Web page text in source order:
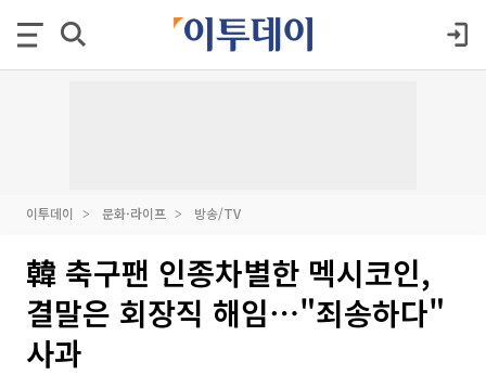
이투데이 문화·라이프 방송/TV
韓 축구팬 인종차별한 멕시코인,
결말은 회장직 해임⋯"죄송하다"
사과